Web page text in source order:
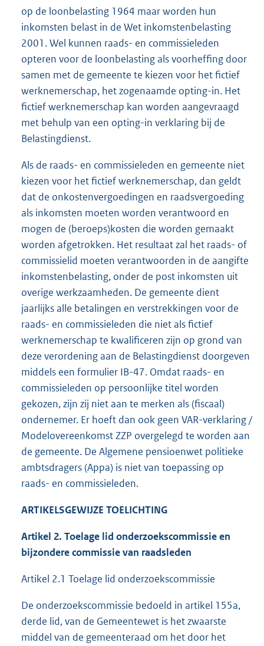
op de loonbelasting 1964 maar worden hun
inkomsten belast in de Wet inkomstenbelasting
2001. Wel kunnen raads- en commissieleden
opteren voor de loonbelasting als voorheffing door
samen met de gemeente te kiezen voor het fictief
werknemerschap, het zogenaamde opting-in. Het
fictief werknemerschap kan worden aangevraagd
met behulp van een opting-in verklaring bij de
Belastingdienst.
Als de raads- en commissieleden en gemeente niet
kiezen voor het fictief werknemerschap, dan geldt
dat de onkostenvergoedingen en raadsvergoeding
als inkomsten moeten worden verantwoord en
mogen de (beroeps)kosten die worden gemaakt
worden afgetrokken. Het resultaat zal het raads- of
commissielid moeten verantwoorden in de aangifte
inkomstenbelasting, onder de post inkomsten uit
overige werkzaamheden. De gemeente dient
jaarlijks alle betalingen en verstrekkingen voor de
raads- en commissieleden die niet als fictief
werknemerschap te kwalificeren zijn op grond van
deze verordening aan de Belastingdienst doorgeven
middels een formulier IB-47. Omdat raads- en
commissieleden op persoonlijke titel worden
gekozen, zijn zij niet aan te merken als (fiscaal)
ondernemer. Er hoeft dan ook geen VAR-verklaring /
Modelovereenkomst ZZP overgelegd te worden aan
de gemeente. De Algemene pensioenwet politieke
ambtsdragers (Appa) is niet van toepassing op
raads- en commissieleden.
ARTIKELSGEWIJZE TOELICHTING
Artikel 2. Toelage lid onderzoekscommissie en
bijzondere commissie van raadsleden
Artikel 2.1 Toelage lid onderzoekscommissie
De onderzoekscommissie bedoeld in artikel 155a,
derde lid, van de Gemeentewet is het zwaarste
middel van de gemeenteraad om het door het